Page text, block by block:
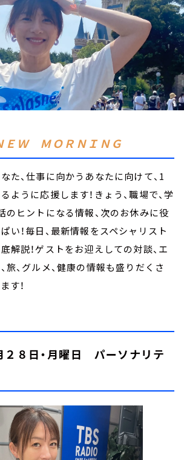
ＥＷ ＭＯＲＮＩＮＧ
た、仕事に向かうあなたに向けて、1
ように応援します！きょう、職場で、学
のヒントになる情報、次のお休みに役
い！毎日、最新情報をスペシャリスト
解説！ゲストをお迎えしての対談、エ
旅、グルメ、健康の情報も盛りだくさ
す！
２８日・月曜日 パーソナリテ